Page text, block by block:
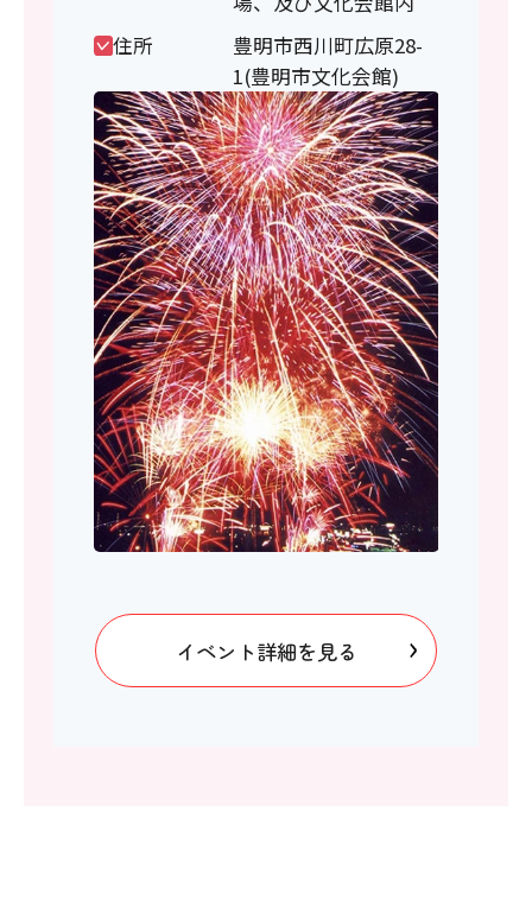
住所
豊明市西川町広原28-
1(豊明市文化会館)
イベント詳細を見る